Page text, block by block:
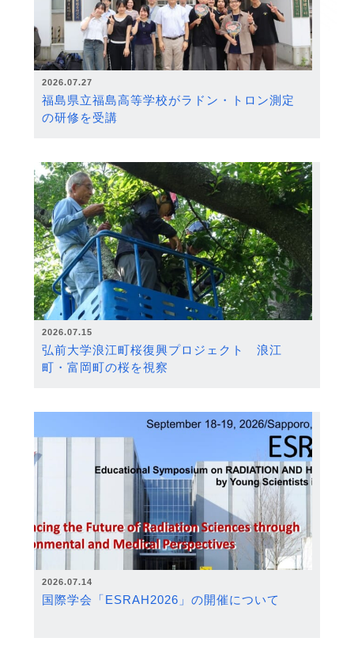
2026.07.27
福島県立福島高等学校がラドン・トロン測定
の研修を受講
2026.07.15
弘前大学浪江町桜復興プロジェクト 浪江
町・富岡町の桜を視察
2026.07.14
国際学会「ESRAH2026」の開催について